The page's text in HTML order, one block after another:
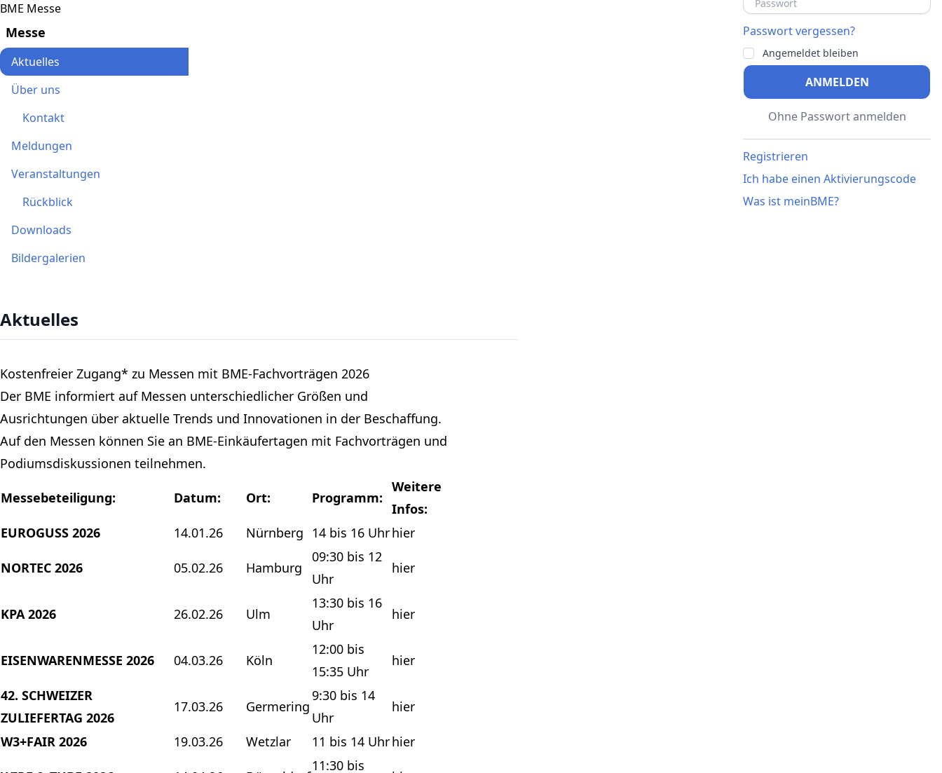
Passwort vergessen?
Angemeldet bleiben
ANMELDEN
Ohne Passwort anmelden
Registrieren
Ich habe einen Aktivierungscode
Was ist meinBME?
BME Messe
Messe
Aktuelles
Über uns
Kontakt
Meldungen
Veranstaltungen
Rückblick
Downloads
Bildergalerien
Aktuelles
Kostenfreier Zugang* zu Messen mit BME-Fachvorträgen 2026
Der BME informiert auf Messen unterschiedlicher Größen und
Ausrichtungen über aktuelle Trends und Innovationen in der Beschaffung.
Auf den Messen können Sie an BME-Einkäufertagen mit Fachvorträgen und
Podiumsdiskussionen teilnehmen.
Messebeteiligung: Datum: Ort: Programm:
Weitere
Infos:
EUROGUSS 2026
14.01.26 Nürnberg 14 bis 16 Uhrhier
NORTEC 2026 05.02.26 Hamburg
09:30 bis 12
Uhr
hier
KPA 2026 26.02.26 Ulm
13:30 bis 16
Uhr
hier
EISENWARENMESSE 2026 04.03.26 Köln
12:00 bis
15:35 Uhr
hier
42. SCHWEIZER
ZULIEFERTAG 2026
17.03.26 Germering
9:30 bis 14
Uhr
hier
W3+FAIR 2026 19.03.26 Wetzlar 11 bis 14 Uhrhier
11:30 bis